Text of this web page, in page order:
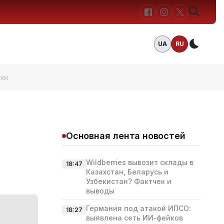
UA RU
Основная лента новостей
18:47 Wildberries вывозит склады в
Казахстан, Беларусь и
Узбекистан? Фактчек и
выводы
18:27 Германия под атакой ИПСО:
выявлена сеть ИИ‑фейков